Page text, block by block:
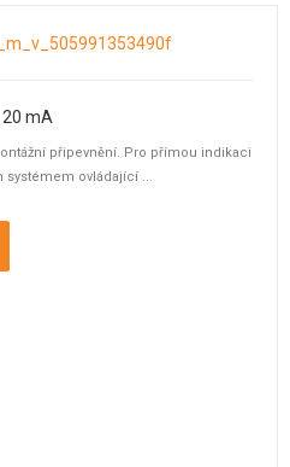
mA
připevnění. Pro přímou indikaci
systémem ovládající ...